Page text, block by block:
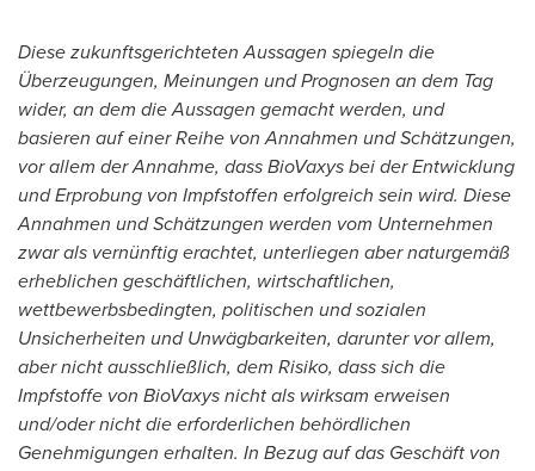
Diese zukunftsgerichteten Aussagen spiegeln die
Überzeugungen, Meinungen und Prognosen an dem Tag
wider, an dem die Aussagen gemacht werden, und
basieren auf einer Reihe von Annahmen und Schätzungen,
vor allem der Annahme, dass BioVaxys bei der Entwicklung
und Erprobung von Impfstoffen erfolgreich sein wird. Diese
Annahmen und Schätzungen werden vom Unternehmen
zwar als vernünftig erachtet, unterliegen aber naturgemäß
erheblichen geschäftlichen, wirtschaftlichen,
wettbewerbsbedingten, politischen und sozialen
Unsicherheiten und Unwägbarkeiten, darunter vor allem,
aber nicht ausschließlich, dem Risiko, dass sich die
Impfstoffe von BioVaxys nicht als wirksam erweisen
und/oder nicht die erforderlichen behördlichen
Genehmigungen erhalten. In Bezug auf das Geschäft von